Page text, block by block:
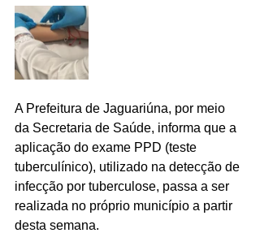
A Prefeitura de Jaguariúna, por meio
da Secretaria de Saúde, informa que a
aplicação do exame PPD (teste
tuberculínico), utilizado na detecção de
infecção por tuberculose, passa a ser
realizada no próprio município a partir
desta semana.